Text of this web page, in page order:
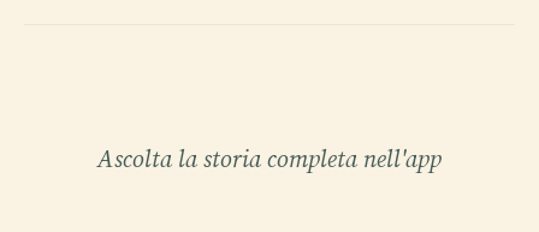
Ascolta la storia completa nell'app